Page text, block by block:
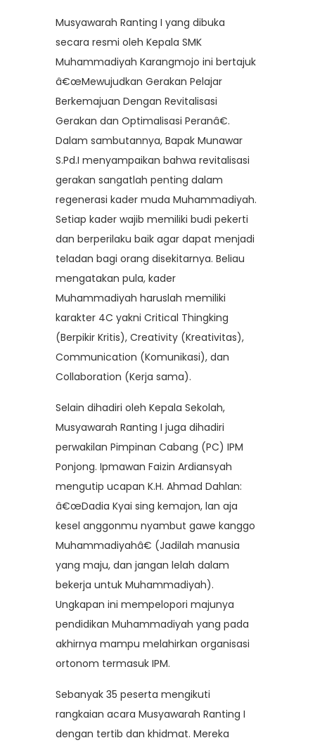
Musyawarah Ranting I yang dibuka
secara resmi oleh Kepala SMK
Muhammadiyah Karangmojo ini bertajuk
â€œMewujudkan Gerakan Pelajar
Berkemajuan Dengan Revitalisasi
Gerakan dan Optimalisasi Peranâ€.
Dalam sambutannya, Bapak Munawar
S.Pd.I menyampaikan bahwa revitalisasi
gerakan sangatlah penting dalam
regenerasi kader muda Muhammadiyah.
Setiap kader wajib memiliki budi pekerti
dan berperilaku baik agar dapat menjadi
teladan bagi orang disekitarnya. Beliau
mengatakan pula, kader
Muhammadiyah haruslah memiliki
karakter 4C yakni Critical Thingking
(Berpikir Kritis), Creativity (Kreativitas),
Communication (Komunikasi), dan
Collaboration (Kerja sama).
Selain dihadiri oleh Kepala Sekolah,
Musyawarah Ranting I juga dihadiri
perwakilan Pimpinan Cabang (PC) IPM
Ponjong. Ipmawan Faizin Ardiansyah
mengutip ucapan K.H. Ahmad Dahlan:
â€œDadia Kyai sing kemajon, lan aja
kesel anggonmu nyambut gawe kanggo
Muhammadiyahâ€ (Jadilah manusia
yang maju, dan jangan lelah dalam
bekerja untuk Muhammadiyah).
Ungkapan ini mempelopori majunya
pendidikan Muhammadiyah yang pada
akhirnya mampu melahirkan organisasi
ortonom termasuk IPM.
Sebanyak 35 peserta mengikuti
rangkaian acara Musyawarah Ranting I
dengan tertib dan khidmat. Mereka